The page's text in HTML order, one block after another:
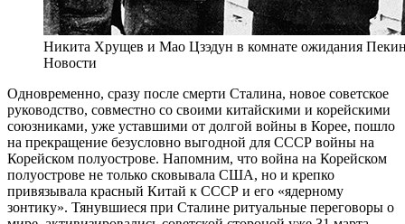
Никита Хрущев и Мао Цзэдун в комнате ожидания
Новости
Одновременно, сразу после смерти Сталина, новое советское
руководство, совместно со своими китайскими и корейскими
союзниками, уже уставшими от долгой войны в Корее, пошло
на прекращение безусловно выгодной для СССР войны на
Корейском полуострове. Напомним, что война на Корейском
полуострове не только сковывала США, но и крепко
привязывала красный Китай к СССР и его «ядерному
зонтику». Тянувшиеся при Сталине ритуальные переговоры о